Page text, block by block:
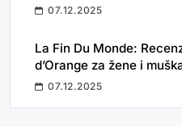
07.12.2025
La Fin Du Monde:
d’Orange za žene i
07.12.2025